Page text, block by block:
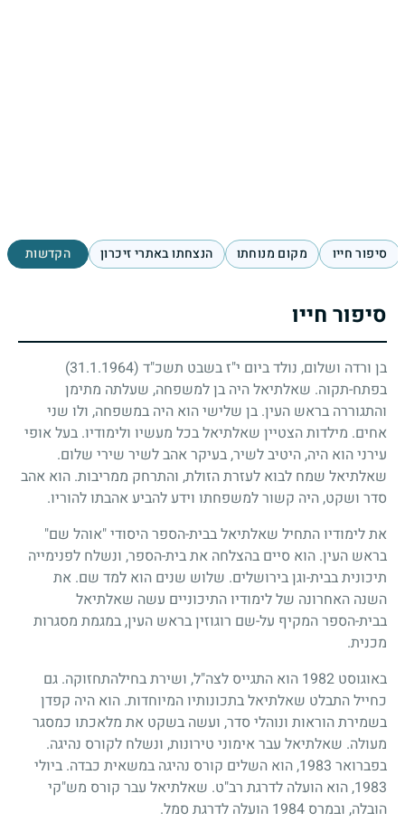
סיפור חייו מקום מנוחתו הנצחתו באתרי זיכרון הקדשות
סיפור חייו
בן ורדה ושלום, נולד ביום י"ז בשבט תשכ"ד (31.1.1964)
בפתח-תקוה. שאלתיאל היה בן למשפחה, שעלתה מתימן
והתגוררה בראש העין. בן שלישי הוא היה במשפחה, ולו שני
אחים. מילדות הצטיין שאלתיאל בכל מעשיו ולימודיו. בעל אופי
עירני הוא היה, היטיב לשיר, בעיקר אהב לשיר שירי שלום.
שאלתיאל שמח לבוא לעזרת הזולת, והתרחק ממריבות. הוא אהב
סדר ושקט, היה קשור למשפחתו וידע להביע אהבתו להוריו.
את לימודיו התחיל שאלתיאל בבית-הספר היסודי "אוהל שם"
בראש העין. הוא סיים בהצלחה את בית-הספר, ונשלח לפנימייה
תיכונית בבית-וגן בירושלים. שלוש שנים הוא למד שם. את
השנה האחרונה של לימודיו התיכוניים עשה שאלתיאל
בבית-הספר המקיף על-שם רוגוזין בראש העין, במגמת מסגרות
מכנית.
באוגוסט 1982 הוא התגייס לצה"ל, ושירת בחילהתחזוקה. גם
כחייל התבלט שאלתיאל בתכונותיו המיוחדות. הוא היה קפדן
בשמירת הוראות ונוהלי סדר, ועשה בשקט את מלאכתו כמסגר
מעולה. שאלתיאל עבר אימוני טירונות, ונשלח לקורס נהיגה.
בפברואר 1983, הוא השלים קורס נהיגה במשאית כבדה. ביולי
1983, הוא הועלה לדרגת רב"ט. שאלתיאל עבר קורס מש"קי
הובלה, ובמרס 1984 הועלה לדרגת סמל.